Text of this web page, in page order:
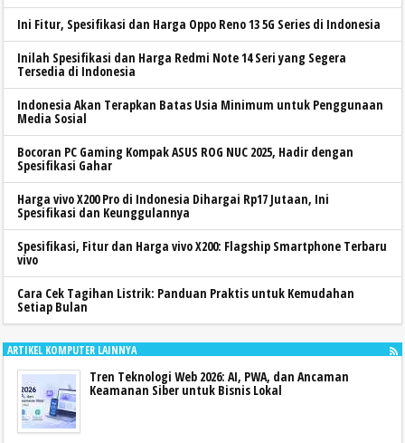
Ini Fitur, Spesifikasi dan Harga Oppo Reno 13 5G Series di Indonesia
Inilah Spesifikasi dan Harga Redmi Note 14 Seri yang Segera
Tersedia di Indonesia
Indonesia Akan Terapkan Batas Usia Minimum untuk Penggunaan
Media Sosial
Bocoran PC Gaming Kompak ASUS ROG NUC 2025, Hadir dengan
Spesifikasi Gahar
Harga vivo X200 Pro di Indonesia Dihargai Rp17 Jutaan, Ini
Spesifikasi dan Keunggulannya
Spesifikasi, Fitur dan Harga vivo X200: Flagship Smartphone Terbaru
vivo
Cara Cek Tagihan Listrik: Panduan Praktis untuk Kemudahan
Setiap Bulan
ARTIKEL KOMPUTER LAINNYA
Tren Teknologi Web 2026: AI, PWA, dan Ancaman
Keamanan Siber untuk Bisnis Lokal